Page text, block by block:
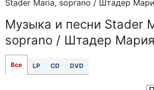
Stader Maria, soprano / Штадер
Музыка и песни Stader
soprano / Штадер
Все LP CD DVD